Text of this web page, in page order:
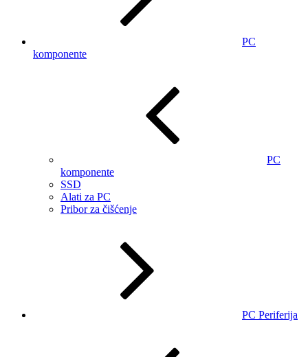
PC
komponente
PC
komponente
SSD
Alati za PC
Pribor za čišćenje
PC Periferija